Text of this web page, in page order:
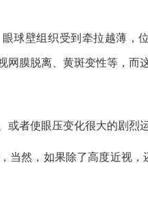
球壁组织受到牵拉越薄，
膜脱离、黄斑变性等，而
或者使眼压变化很大的剧烈
当然，如果除了高度近视